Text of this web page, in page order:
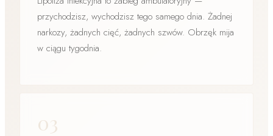
przychodzisz, wychodzisz tego samego dnia. Żadnej
narkozy, żadnych cięć, żadnych szwów. Obrzęk mija
w ciągu tygodnia.
03